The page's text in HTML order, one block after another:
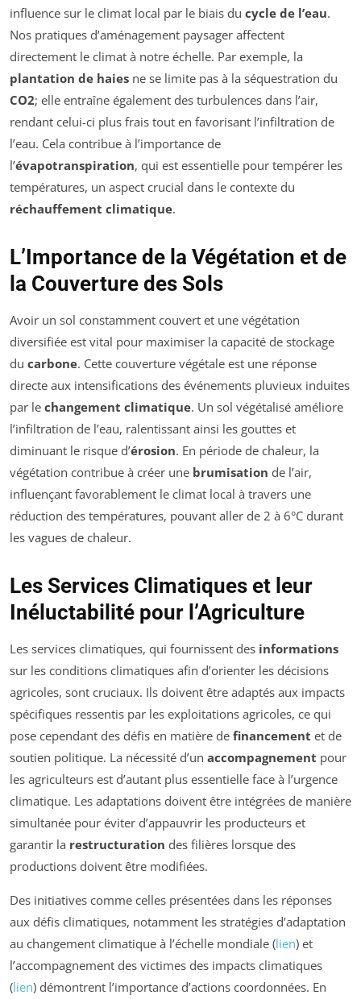
influence sur le climat local par le biais du cycle de l’eau.
Nos pratiques d’aménagement paysager affectent
directement le climat à notre échelle. Par exemple, la
plantation de haies ne se limite pas à la séquestration du
CO2; elle entraîne également des turbulences dans l’air,
rendant celui-ci plus frais tout en favorisant l’infiltration de
l’eau. Cela contribue à l’importance de
l’évapotranspiration, qui est essentielle pour tempérer les
températures, un aspect crucial dans le contexte du
réchauffement climatique.
L’Importance de la Végétation et de
la Couverture des Sols
Avoir un sol constamment couvert et une végétation
diversifiée est vital pour maximiser la capacité de stockage
du carbone. Cette couverture végétale est une réponse
directe aux intensifications des événements pluvieux induites
par le changement climatique. Un sol végétalisé améliore
l’infiltration de l’eau, ralentissant ainsi les gouttes et
diminuant le risque d’érosion. En période de chaleur, la
végétation contribue à créer une brumisation de l’air,
influençant favorablement le climat local à travers une
réduction des températures, pouvant aller de 2 à 6°C durant
les vagues de chaleur.
Les Services Climatiques et leur
Inéluctabilité pour l’Agriculture
Les services climatiques, qui fournissent des informations
sur les conditions climatiques afin d’orienter les décisions
agricoles, sont cruciaux. Ils doivent être adaptés aux impacts
spécifiques ressentis par les exploitations agricoles, ce qui
pose cependant des défis en matière de financement et de
soutien politique. La nécessité d’un accompagnement pour
les agriculteurs est d’autant plus essentielle face à l’urgence
climatique. Les adaptations doivent être intégrées de manière
simultanée pour éviter d’appauvrir les producteurs et
garantir la restructuration des filières lorsque des
productions doivent être modifiées.
Des initiatives comme celles présentées dans les réponses
aux défis climatiques, notamment les stratégies d’adaptation
au changement climatique à l’échelle mondiale (lien) et
l’accompagnement des victimes des impacts climatiques
(lien) démontrent l’importance d’actions coordonnées. En